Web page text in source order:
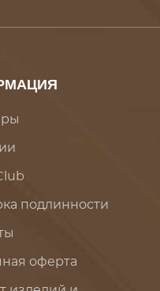
подлинности
оферта